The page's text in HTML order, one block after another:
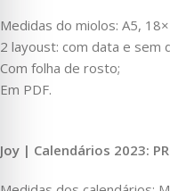
Medidas do miolos: A5,
2 layoust: com data e sem
Com folha de rosto;
Em PDF.
Joy | Calendários 2023: